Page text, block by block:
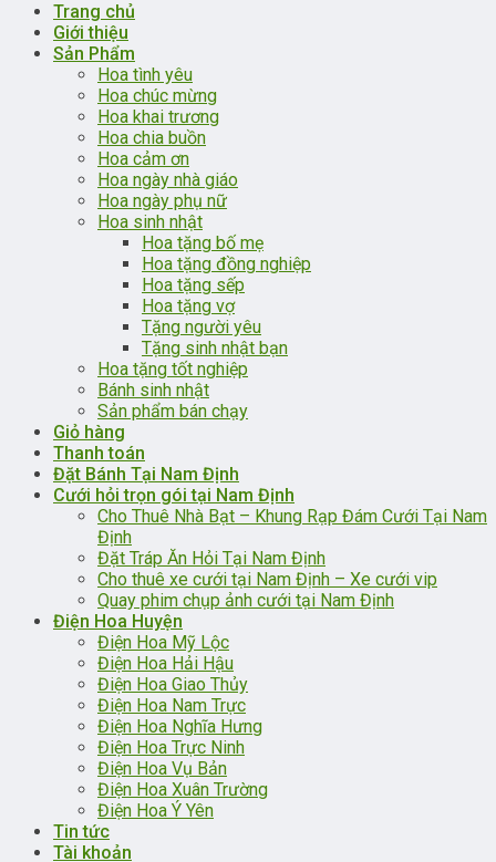
Trang chủ
Giới thiệu
Sản Phẩm
Hoa tình yêu
Hoa chúc mừng
Hoa khai trương
Hoa chia buồn
Hoa cảm ơn
Hoa ngày nhà giáo
Hoa ngày phụ nữ
Hoa sinh nhật
Hoa tặng bố mẹ
Hoa tặng đồng nghiệp
Hoa tặng sếp
Hoa tặng vợ
Tặng người yêu
Tặng sinh nhật bạn
Hoa tặng tốt nghiệp
Bánh sinh nhật
Sản phẩm bán chạy
Giỏ hàng
Thanh toán
Đặt Bánh Tại Nam Định
Cưới hỏi trọn gói tại Nam Định
Cho Thuê Nhà Bạt – Khung Rạp Đám Cưới Tại Nam
Định
Đặt Tráp Ăn Hỏi Tại Nam Định
Cho thuê xe cưới tại Nam Định – Xe cưới vip
Quay phim chụp ảnh cưới tại Nam Định
Điện Hoa Huyện
Điện Hoa Mỹ Lộc
Điện Hoa Hải Hậu
Điện Hoa Giao Thủy
Điện Hoa Nam Trực
Điện Hoa Nghĩa Hưng
Điện Hoa Trực Ninh
Điện Hoa Vụ Bản
Điện Hoa Xuân Trường
Điện Hoa Ý Yên
Tin tức
Tài khoản